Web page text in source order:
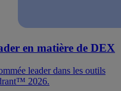
en matière de DEX
leader dans les outils
2026.